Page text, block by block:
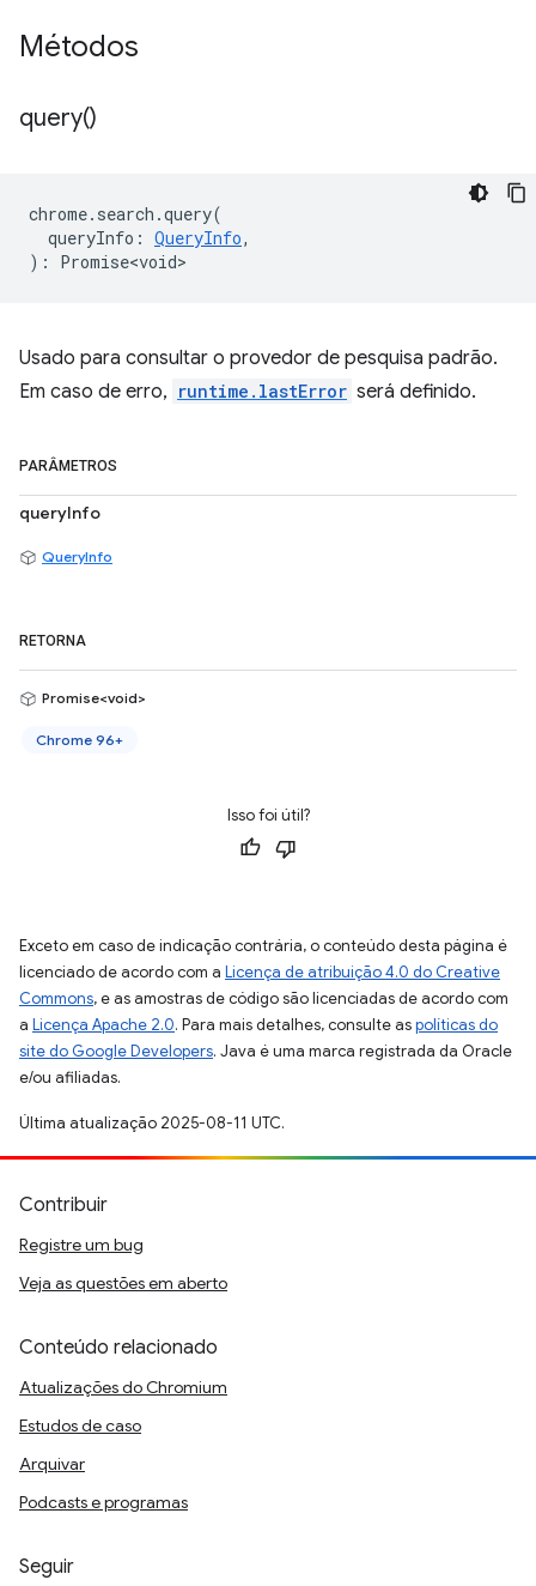
Métodos
query()
chrome. search .query(
queryInfo : QueryInfo,
) : Promise<void>
Usado para consultar o provedor de pesquisa padrão.
Em caso de erro, runtime.lastError será definido.
PARÂMETROS
queryInfo
QueryInfo
RETORNA
Promise<void>
Chrome 96+
Isso foi útil?
Exceto em caso de indicação contrária, o conteúdo desta página é
licenciado de acordo com a Licença de atribuição 4.0 do Creative
Commons, e as amostras de código são licenciadas de acordo com
a Licença Apache 2.0. Para mais detalhes, consulte aspolíticas do
site do Google Developers. Java é uma marca registrada da Oracle
e/ou afiliadas.
Última atualização 2025-08-11 UTC.
Contribuir
Registre um bug
Veja as questões em aberto
Conteúdo relacionado
Atualizações do Chromium
Estudos de caso
Arquivar
Podcasts e programas
Seguir